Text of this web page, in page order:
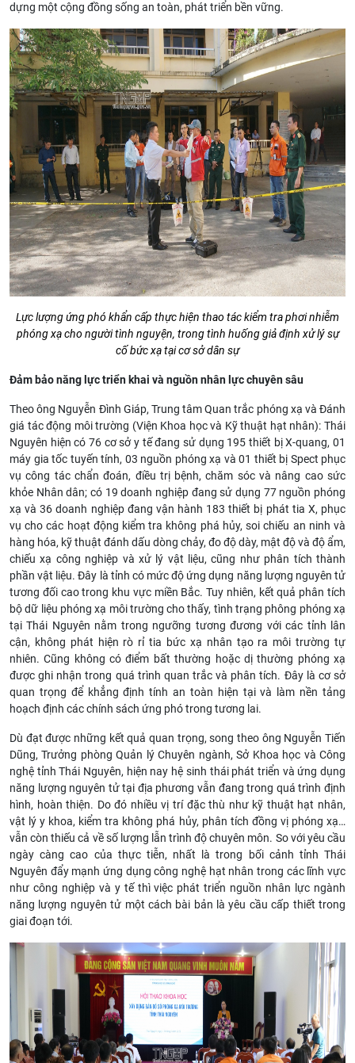
dựng một cộng đồng sống an toàn, phát triển bền vững.
Lực lượng ứng phó khẩn cấp thực hiện thao tác kiểm tra phơi nhiễm
phóng xạ cho người tình nguyện, trong tình huống giả định xử lý sự
cố bức xạ tại cơ sở dân sự
Đảm bảo năng lực triển khai và nguồn nhân lực chuyên sâu
Theo ông Nguyễn Đình Giáp, Trung tâm Quan trắc phóng xạ và Đánh
giá tác động môi trường (Viện Khoa học và Kỹ thuật hạt nhân): Thái
Nguyên hiện có 76 cơ sở y tế đang sử dụng 195 thiết bị X-quang, 01
máy gia tốc tuyến tính, 03 nguồn phóng xạ và 01 thiết bị Spect phục
vụ công tác chẩn đoán, điều trị bệnh, chăm sóc và nâng cao sức
khỏe Nhân dân; có 19 doanh nghiệp đang sử dụng 77 nguồn phóng
xạ và 36 doanh nghiệp đang vận hành 183 thiết bị phát tia X, phục
vụ cho các hoạt động kiểm tra không phá hủy, soi chiếu an ninh và
hàng hóa, kỹ thuật đánh dấu dòng chảy, đo độ dày, mật độ và độ ẩm,
chiếu xạ công nghiệp và xử lý vật liệu, cũng như phân tích thành
phần vật liệu. Đây là tỉnh có mức độ ứng dụng năng lượng nguyên tử
tương đối cao trong khu vực miền Bắc. Tuy nhiên, kết quả phân tích
bộ dữ liệu phóng xạ môi trường cho thấy, tình trạng phông phóng xạ
tại Thái Nguyên nằm trong ngưỡng tương đương với các tỉnh lân
cận, không phát hiện rò rỉ tia bức xạ nhân tạo ra môi trường tự
nhiên. Cũng không có điểm bất thường hoặc dị thường phóng xạ
được ghi nhận trong quá trình quan trắc và phân tích. Đây là cơ sở
quan trọng để khẳng định tính an toàn hiện tại và làm nền tảng
hoạch định các chính sách ứng phó trong tương lai.
Dù đạt được những kết quả quan trọng, song theo ông Nguyễn Tiến
Dũng, Trưởng phòng Quản lý Chuyên ngành, Sở Khoa học và Công
nghệ tỉnh Thái Nguyên, hiện nay hệ sinh thái phát triển và ứng dụng
năng lượng nguyên tử tại địa phương vẫn đang trong quá trình định
hình, hoàn thiện. Do đó nhiều vị trí đặc thù như kỹ thuật hạt nhân,
vật lý y khoa, kiểm tra không phá hủy, phân tích đồng vị phóng xạ…
vẫn còn thiếu cả về số lượng lẫn trình độ chuyên môn. So với yêu cầu
ngày càng cao của thực tiễn, nhất là trong bối cảnh tỉnh Thái
Nguyên đẩy mạnh ứng dụng công nghệ hạt nhân trong các lĩnh vực
như công nghiệp và y tế thì việc phát triển nguồn nhân lực ngành
năng lượng nguyên tử một cách bài bản là yêu cầu cấp thiết trong
giai đoạn tới.